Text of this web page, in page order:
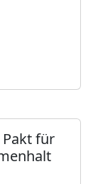
Pakt für